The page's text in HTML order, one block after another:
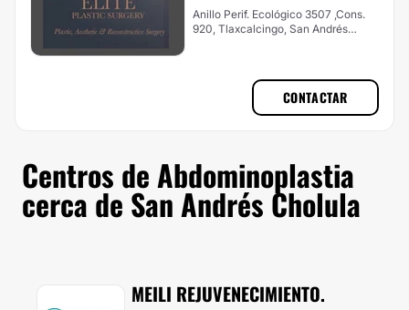
Anillo Perif. Ecológico 3507 ,Cons.
920, Tlaxcalcingo, San Andrés
CONTACTAR
Centros de Abdominoplastia
cerca de San Andrés Cholula
MEILI REJUVENECIMIENTO.